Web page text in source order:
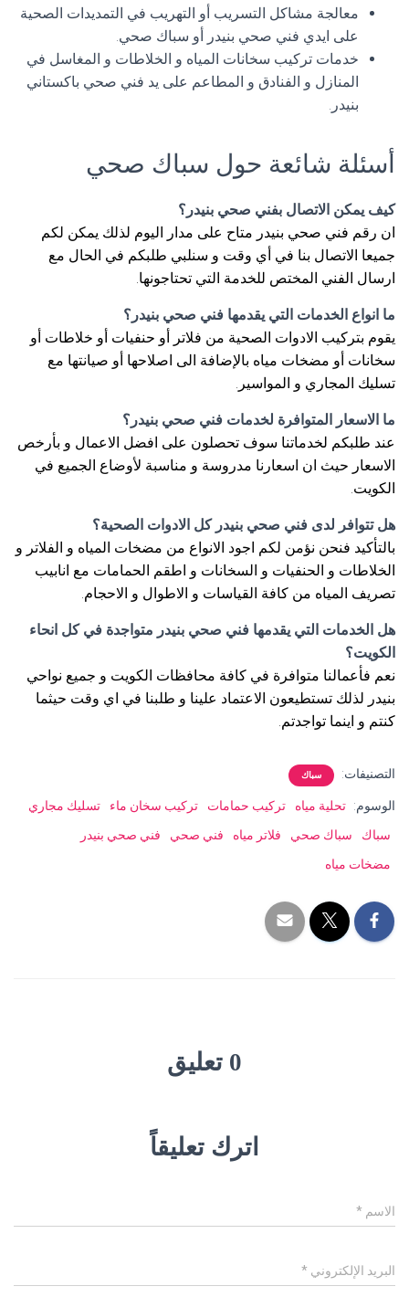
معالجة مشاكل التسريب أو التهريب في التمديدات الصحية
على ايدي فني صحي بنيدر أو سباك صحي.
خدمات تركيب سخانات المياه و الخلاطات و المغاسل في
المنازل و الفنادق و المطاعم على يد فني صحي باكستاني
بنيدر.
أسئلة شائعة حول سباك صحي
كيف يمكن الاتصال بفني صحي بنيدر؟
ان رقم فني صحي بنيدر متاح على مدار اليوم لذلك يمكن لكم
جميعا الاتصال بنا في أي وقت و سنلبي طلبكم في الحال مع
ارسال الفني المختص للخدمة التي تحتاجونها.
ما انواع الخدمات التي يقدمها فني صحي بنيدر؟
يقوم بتركيب الادوات الصحية من فلاتر أو حنفيات أو خلاطات أو
سخانات أو مضخات مياه بالإضافة الى اصلاحها أو صيانتها مع
تسليك المجاري و المواسير.
ما الاسعار المتوافرة لخدمات فني صحي بنيدر؟
عند طلبكم لخدماتنا سوف تحصلون على افضل الاعمال و بأرخص
الاسعار حيث ان اسعارنا مدروسة و مناسبة لأوضاع الجميع في
الكويت.
هل تتوافر لدى فني صحي بنيدر كل الادوات الصحية؟
بالتأكيد فنحن نؤمن لكم اجود الانواع من مضخات المياه و الفلاتر و
الخلاطات و الحنفيات و السخانات و اطقم الحمامات مع انابيب
تصريف المياه من كافة القياسات و الاطوال و الاحجام.
هل الخدمات التي يقدمها فني صحي بنيدر متواجدة في كل انحاء
الكويت؟
نعم فأعمالنا متوافرة في كافة محافظات الكويت و جميع نواحي
بنيدر لذلك تستطيعون الاعتماد علينا و طلبنا في اي وقت حيثما
كنتم و اينما تواجدتم.
التصنيفات: سباك
الوسوم: تحلية مياه تركيب حمامات تركيب سخان ماء
تسليك مجاري
سباك
سباك صحي فلاتر مياه فني صحي
فني صحي بنيدر
مضخات مياه
0 تعليق
اترك تعليقاً
الاسم *
البريد الإلكتروني *